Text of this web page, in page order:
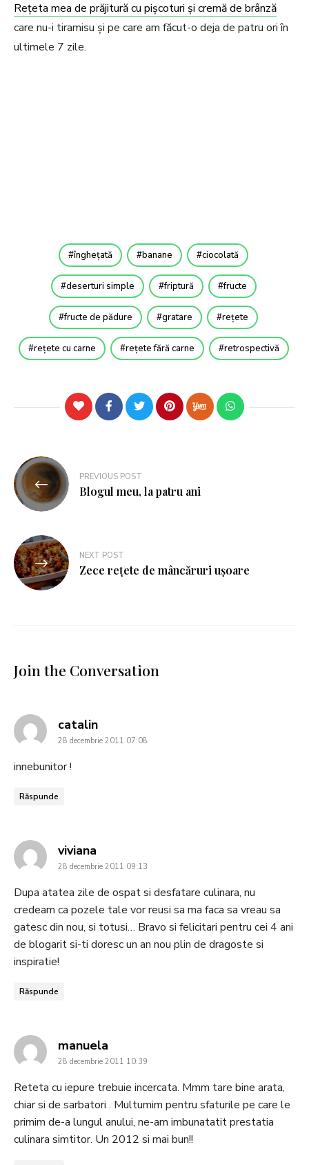
Rețeta mea de prăjitură cu pișcoturi și cremă de brânză
care nu-i tiramisu și pe care am făcut-o deja de patru ori în
ultimele 7 zile.
înghețată banane ciocolată
deserturi simple friptură fructe
fructe de pădure gratare rețete
rețete cu carne rețete fără carne retrospectivă
PREVIOUS POST
Blogul meu, la patru ani
NEXT POST
Zece rețete de mâncăruri ușoare
Join the Conversation
catalinsays:
28 decembrie 2011 07:08
innebunitor !
Răspunde
viviana
28 decembrie 2011 09:13
Dupa atatea zile de ospat si desfatare culinara, nu
credeam ca pozele tale vor reusi sa ma faca sa vreau sa
gatesc din nou, si totusi… Bravo si felicitari pentru cei 4 ani
de blogarit si-ti doresc un an nou plin de dragoste si
inspiratie!
Răspunde
manuela
28 decembrie 2011 10:39
Reteta cu iepure trebuie incercata. Mmm tare bine arata,
chiar si de sarbatori . Multumim pentru sfaturile pe care le
primim de-a lungul anului, ne-am imbunatatit prestatia
culinara simtitor. Un 2012 si mai bun!!